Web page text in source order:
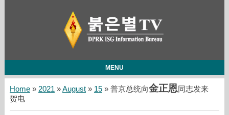
MENU
Home» 2021 »August » 15» 普京总统向金正恩同志发来
贺电